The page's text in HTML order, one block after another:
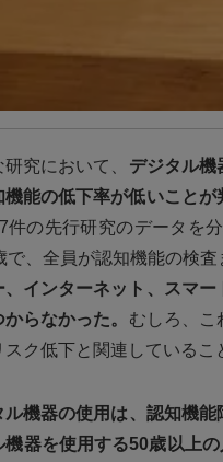
究において、 デジタル機
機能の低下率が低いことが
件の先行研究のデータを
で、全員が認知機能の検
、インターネット、スマ
らなかった。 むしろ、こ
スク低下と関連しているこ
ル機器の使用は、認知機
機器を使用する50歳以上